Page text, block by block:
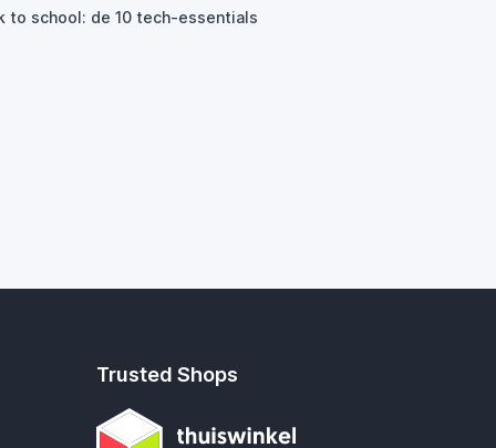
to school: de 10 tech-essentials
Trusted Shops